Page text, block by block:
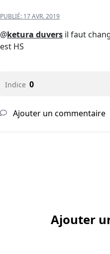
PUBLIÉ: 17 AVR. 2019
@ketura duvers il faut
est HS
Indice 0
Ajouter un commentaire
Ajouter